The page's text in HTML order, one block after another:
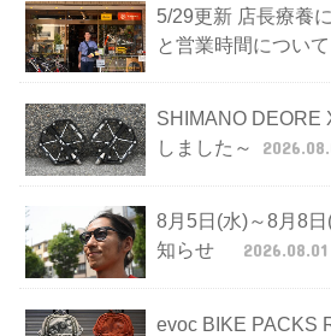
5/29更新 店長療養
と営業時間について
SHIMANO DEORE
しました～
8月5日(水)～8月8
知らせ
2026.08.01
evoc BIKE PACKS